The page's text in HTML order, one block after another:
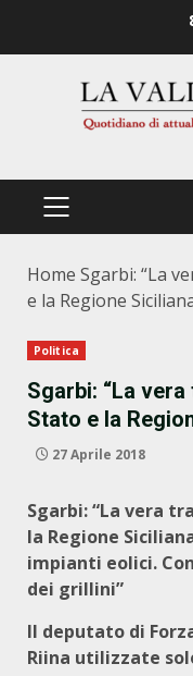
PRIMÄRES
Home Sgarbi: “La
e la Regione
Politica
Sgarbi: “La
Stato e la
27 Aprile 2018
Sgarbi: “La vera
la Regione
impianti eolici.
dei grillini”
Il deputato di
Riina utilizzate